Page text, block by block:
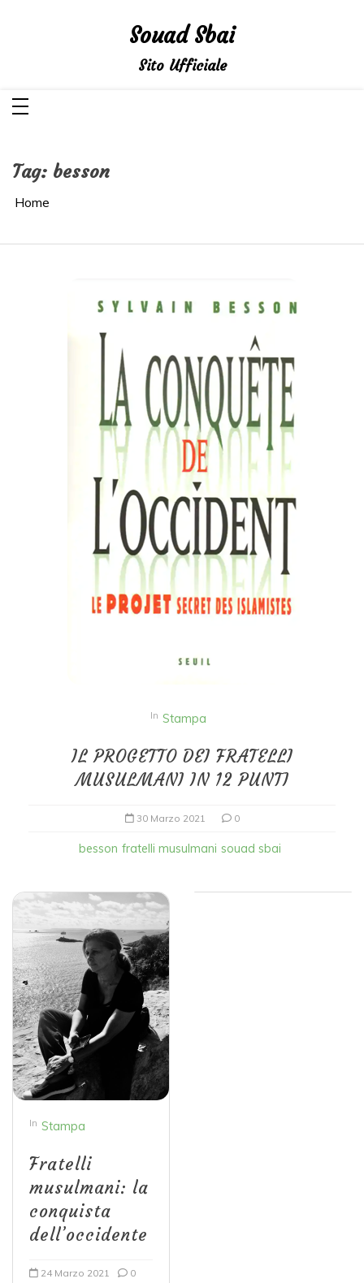
Souad Sbai
Sito Ufficiale
Tag: besson
Home
In Stampa
IL PROGETTO DEI FRATELLI
MUSULMANI IN 12 PUNTI
30 Marzo 2021 0
besson fratelli musulmani souad sbai
In Stampa
Fratelli
musulmani: la
conquista
dell’occidente
24 Marzo 2021 0